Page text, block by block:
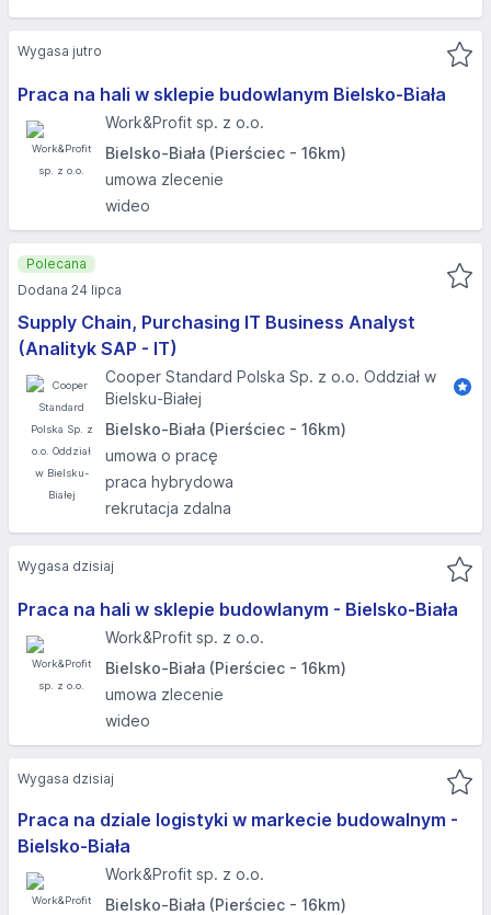
Praca na hali w sklepie budowlanym Bielsko-Biała
Work&Profit sp. z o.o.
Bielsko-Biała (Pierściec - 16km)
umowa zlecenie
wideo
Wygasa jutro
Supply Chain, Purchasing IT Business Analyst
(Analityk SAP - IT)
Cooper Standard Polska Sp. z o.o. Oddział w
Bielsku-Białej
Bielsko-Biała (Pierściec - 16km)
umowa o pracę
praca hybrydowa
rekrutacja zdalna
Polecana
Dodana 24 lipca
Praca na hali w sklepie budowlanym - Bielsko-Biała
Work&Profit sp. z o.o.
Bielsko-Biała (Pierściec - 16km)
umowa zlecenie
wideo
Wygasa dzisiaj
Praca na dziale logistyki w markecie budowalnym -
Bielsko-Biała
Work&Profit sp. z o.o.
Bielsko-Biała (Pierściec - 16km)
Wygasa dzisiaj